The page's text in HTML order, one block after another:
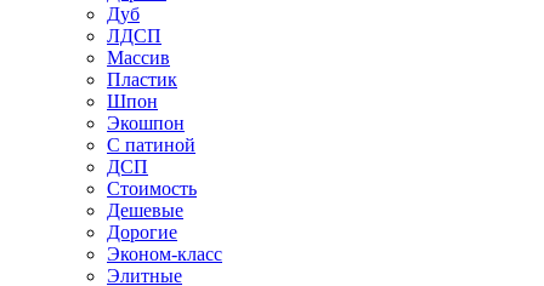
Дуб
ЛДСП
Массив
Пластик
Шпон
Экошпон
С патиной
ДСП
Стоимость
Дешевые
Дорогие
Эконом-класс
Элитные